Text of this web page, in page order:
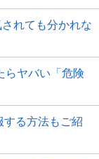
れても分かれな
らヤバい「危険
る方法もご紹